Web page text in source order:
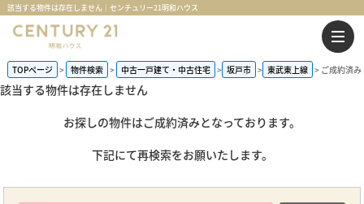
該当する物件は存在しません｜センチュリー21明和ハウス
TOPページ 物件検索 中古一戸建て・中古住宅 坂戸市 東武東上線 ご成約済み
該当する物件は存在しません
お探しの物件はご成約済みとなっております。
下記にて再検索をお願いたします。